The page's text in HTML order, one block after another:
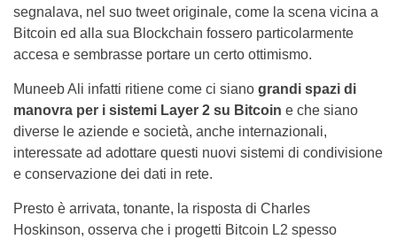
segnalava, nel suo tweet originale, come la scena vicina a
Bitcoin ed alla sua Blockchain fossero particolarmente
accesa e sembrasse portare un certo ottimismo.
Muneeb Ali infatti ritiene come ci siano grandi spazi di
manovra per i sistemi Layer 2 su Bitcoin e che siano
diverse le aziende e società, anche internazionali,
interessate ad adottare questi nuovi sistemi di condivisione
e conservazione dei dati in rete.
Presto è arrivata, tonante, la risposta di Charles
Hoskinson, osserva che i progetti Bitcoin L2 spesso